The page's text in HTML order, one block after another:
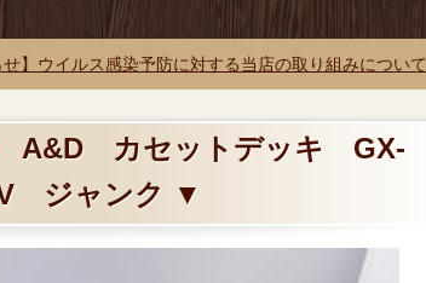
せ】ウイルス感染予防に対する当店の取り組みについて
A&D カセットデッキ GX-
ジャンク ▼